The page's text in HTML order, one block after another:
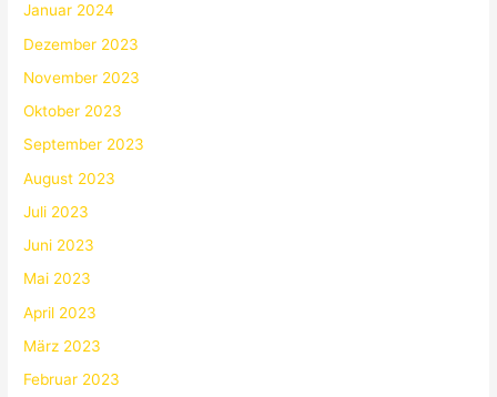
Januar 2024
Dezember 2023
November 2023
Oktober 2023
September 2023
August 2023
Juli 2023
Juni 2023
Mai 2023
April 2023
März 2023
Februar 2023